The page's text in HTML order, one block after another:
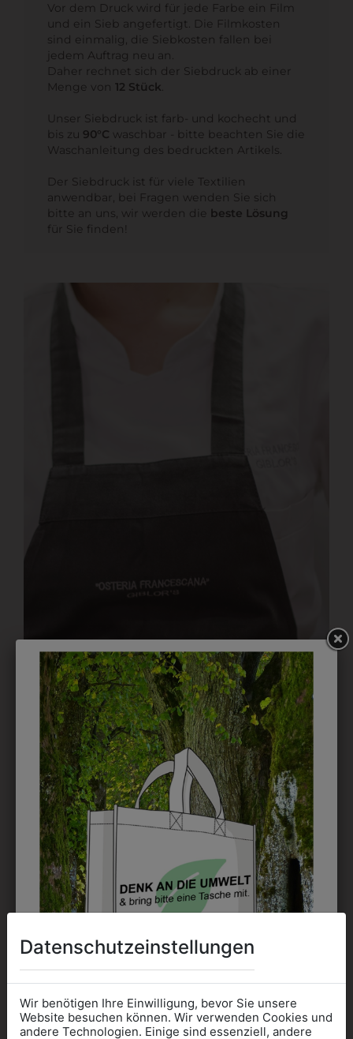
Vor dem Druck wird für jede Farbe ein Film
und ein Sieb angefertigt. Die Filmkosten
sind einmalig, die Siebkosten fallen bei
jedem Auftrag neu an.
Daher rechnet sich der Siebdruck ab einer
Menge von 12 Stück.
Unser Siebdruck ist farb- und kochecht und
bis zu 90°C waschbar - bitte beachten Sie die
Waschanleitung des bedruckten Artikels.
Der Siebdruck ist für viele Textilien
anwendbar, bei Fragen wenden Sie sich
bitte an uns, wir werden die beste Lösung
für Sie finden!
STICK
Die Bestickung ist die älteste und
Nahezu alleFarbkombinationen
sind möglich. Es ist nur zu beachten, dass
feine Linien und aufwändige Farbverläufe
nicht gestickt werden können. Dafür ist der
Textildruck eine bessere Alternative.
Datenschutzeinstellungen
Wir benötigen Ihre Einwilligung, bevor Sie unsere
Website besuchen können. Wir verwenden Cookies und
andere Technologien. Einige sind essenziell, andere